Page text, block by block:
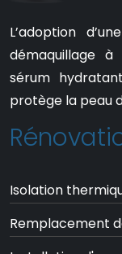
L’adoption
démaquillage à
sérum
protège la peau
Isolation
Remplacement